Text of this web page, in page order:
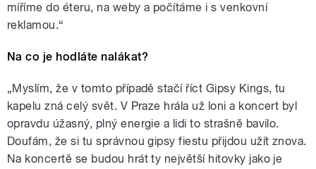
míříme do éteru, na weby a počítáme i s venkovní
reklamou.“
Na co je hodláte nalákat?
„Myslím, že v tomto případě stačí říct Gipsy Kings, tu
kapelu zná celý svět. V Praze hrála už loni a koncert byl
opravdu úžasný, plný energie a lidi to strašně bavilo.
Doufám, že si tu správnou gipsy fiestu přijdou užít znova.
Na koncertě se budou hrát ty největší hitovky jako je